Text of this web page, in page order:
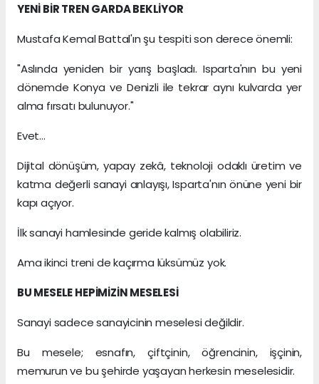
YENİ BİR TREN GARDA BEKLİYOR
Mustafa Kemal Battal'ın şu tespiti son derece önemli:
"Aslında yeniden bir yarış başladı. Isparta'nın bu yeni
dönemde Konya ve Denizli ile tekrar aynı kulvarda yer
alma fırsatı bulunuyor."
Evet…
Dijital dönüşüm, yapay zekâ, teknoloji odaklı üretim ve
katma değerli sanayi anlayışı, Isparta'nın önüne yeni bir
kapı açıyor.
İlk sanayi hamlesinde geride kalmış olabiliriz.
Ama ikinci treni de kaçırma lüksümüz yok.
BU MESELE HEPİMİZİN MESELESİ
Sanayi sadece sanayicinin meselesi değildir.
Bu mesele; esnafın, çiftçinin, öğrencinin, işçinin,
memurun ve bu şehirde yaşayan herkesin meselesidir.